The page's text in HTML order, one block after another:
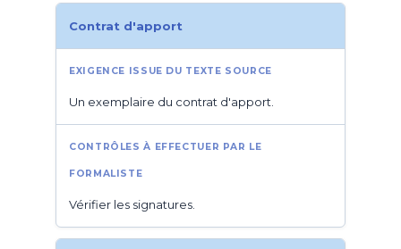
Contrat d'apport
Un exemplaire du contrat d'apport.
Vérifier les signatures.